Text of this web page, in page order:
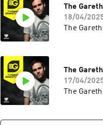
The
18/04/
The
The
17/04/
The